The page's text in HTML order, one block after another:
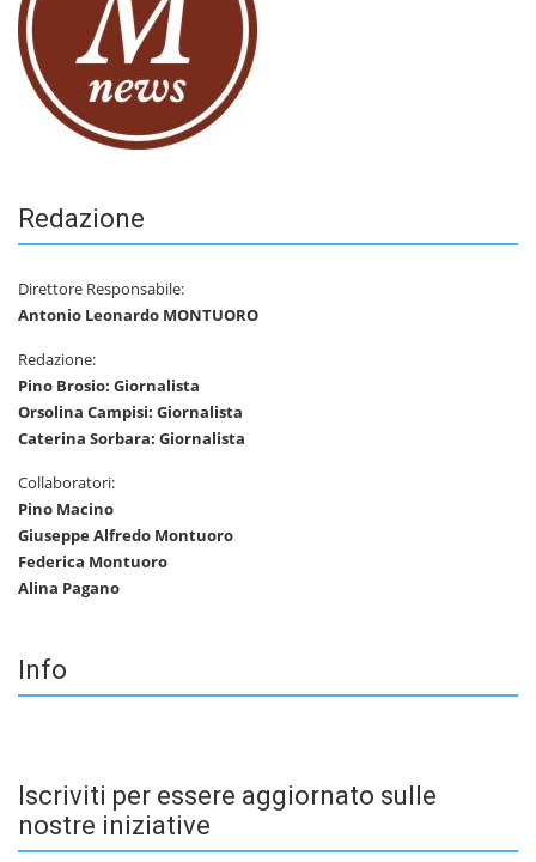
Redazione
Direttore Responsabile:
Antonio Leonardo MONTUORO
Redazione:
Pino Brosio: Giornalista
Orsolina Campisi: Giornalista
Caterina Sorbara: Giornalista
Collaboratori:
Pino Macino
Giuseppe Alfredo Montuoro
Federica Montuoro
Alina Pagano
Info
Iscriviti per essere aggiornato sulle
nostre iniziative